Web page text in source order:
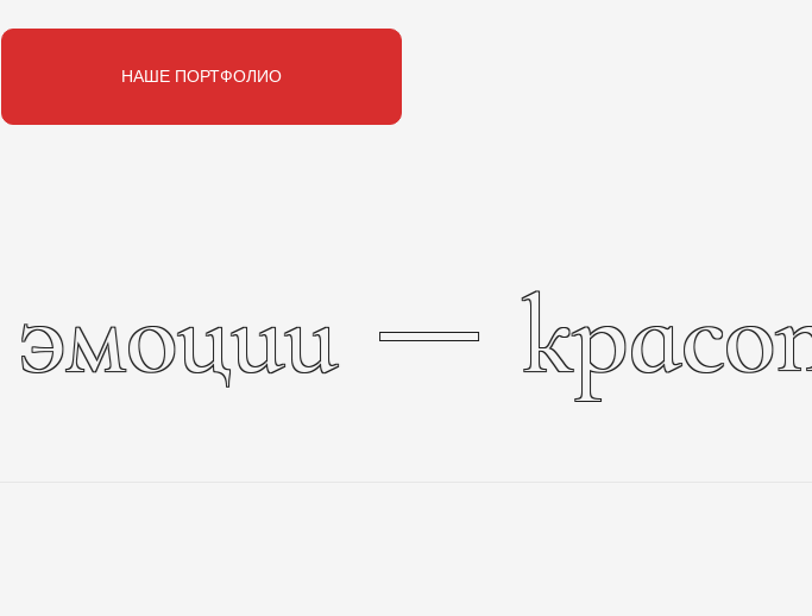
НАШЕ ПОРТФОЛИО
эмоции